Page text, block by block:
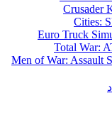
Crusader
Cities:
Euro Truck
Total War:
Men of War: Assault